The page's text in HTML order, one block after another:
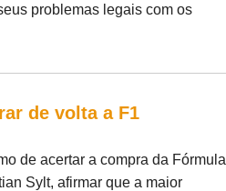
problemas legais com os
de volta a F1
de acertar a compra da Fórmula
Sylt, afirmar que a maior